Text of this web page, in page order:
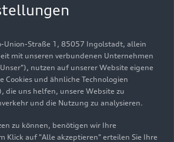
Audi museum
mobile zeigt
„Design
Legenden“
Union-Straße 1, 85057 Ingolstadt, allein
mit unseren verbundenen Unternehmen
nutzen auf unserer Website eigene
Cookies und ähnliche Technologien
die uns helfen, unsere Website zu
und die Nutzung zu analysieren.
zu können, benötigen wir Ihre
Klick auf "Alle akzeptieren" erteilen Sie Ihre